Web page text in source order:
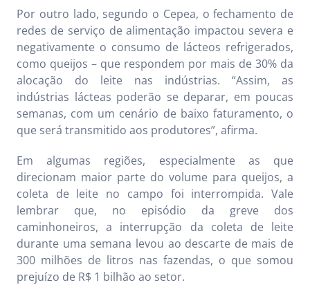
Por outro lado, segundo o Cepea, o fechamento de
redes de serviço de alimentação impactou severa e
negativamente o consumo de lácteos refrigerados,
como queijos – que respondem por mais de 30% da
alocação do leite nas indústrias. “Assim, as
indústrias lácteas poderão se deparar, em poucas
semanas, com um cenário de baixo faturamento, o
que será transmitido aos produtores”, afirma.
Em algumas regiões, especialmente as que
direcionam maior parte do volume para queijos, a
coleta de leite no campo foi interrompida. Vale
lembrar que, no episódio da greve dos
caminhoneiros, a interrupção da coleta de leite
durante uma semana levou ao descarte de mais de
300 milhões de litros nas fazendas, o que somou
prejuízo de R$ 1 bilhão ao setor.